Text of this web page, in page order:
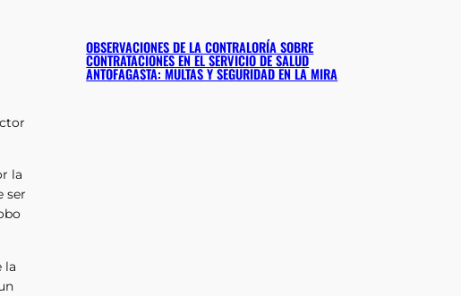
la
ser
la
OBSERVACIONES DE LA CONTRALORÍA SOBRE
CONTRATACIONES EN EL SERVICIO DE SALUD
ANTOFAGASTA: MULTAS Y SEGURIDAD EN LA MIRA